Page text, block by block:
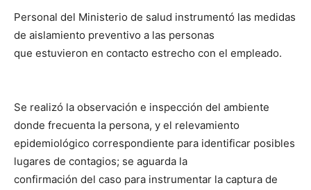
Personal del Ministerio de salud instrumentó las medidas
de aislamiento preventivo a las personas
que estuvieron en contacto estrecho con el empleado.
Se realizó la observación e inspección del ambiente
donde frecuenta la persona, y el relevamiento
epidemiológico correspondiente para identificar posibles
lugares de contagios; se aguarda la
confirmación del caso para instrumentar la captura de